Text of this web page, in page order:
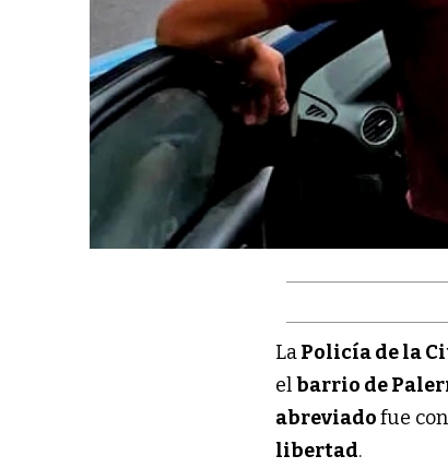
LaPolicía de la
elbarrio de
abreviadofue
libertad.